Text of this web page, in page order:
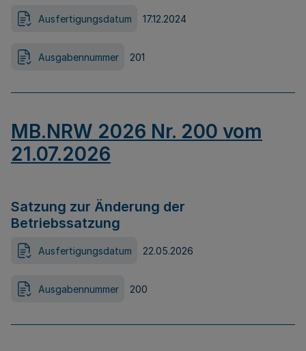
Ausfertigungsdatum 17.12.2024
Ausgabennummer 201
MB.NRW 2026 Nr. 200 vom
21.07.2026
Satzung zur Änderung der
Betriebssatzung
Ausfertigungsdatum 22.05.2026
Ausgabennummer 200